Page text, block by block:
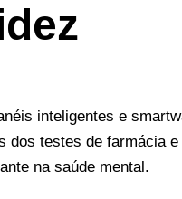
inteligentes e
dos testes de farmácia
na saúde mental.